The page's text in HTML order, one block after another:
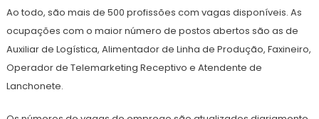
Ao todo, são mais de 500 profissões com vagas disponíveis. As
ocupações com o maior número de postos abertos são as de
Auxiliar de Logística, Alimentador de Linha de Produção, Faxineiro,
Operador de Telemarketing Receptivo e Atendente de
Lanchonete.